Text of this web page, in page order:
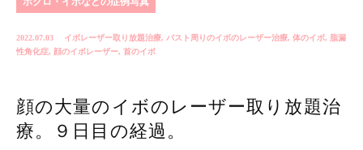
2022.07.03 イボレーザー取り放題治療, バスト周りのイボのレーザー治療, 体のイボ, 脂漏
性角化症, 顔のイボレーザー, 首のイボ
顔の大量のイボのレーザー取り放題治
療。９日目の経過。